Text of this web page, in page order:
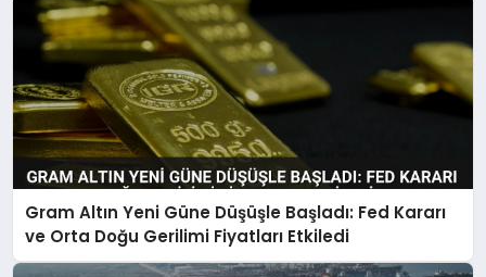
Gram Altın Yeni Güne Düşüşle Başladı: Fed Kararı
ve Orta Doğu Gerilimi Fiyatları Etkiledi